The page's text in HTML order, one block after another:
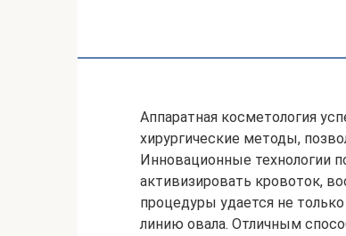
Аппаратная косметология
хирургические методы,
Инновационные технологии
активизировать кровоток,
процедуры удается не
линию овала. Отличным